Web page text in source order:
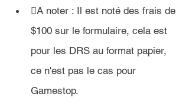
A noter : Il est noté des frais de
$100 sur le formulaire, cela est
pour les DRS au format papier,
ce n'est pas le cas pour
Gamestop.